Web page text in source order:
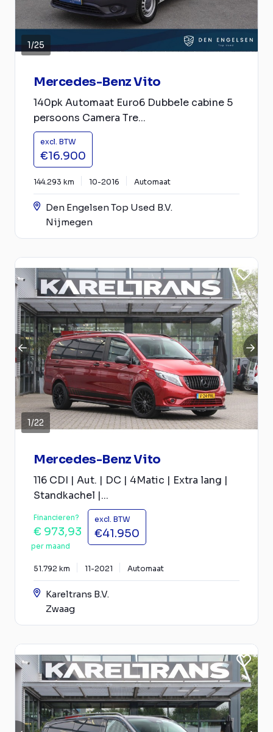
1/25
Mercedes-Benz Vito
140pk Automaat Euro6 Dubbele cabine 5
persoons Camera Tre...
excl. BTW
€16.900
144.293 km 10-2016 Automaat
Den Engelsen Top Used B.V.
Nijmegen
1/22
Mercedes-Benz Vito
116 CDI | Aut. | DC | 4Matic | Extra lang |
Standkachel |...
Financieren?
€ 973,93
per maand
excl. BTW
€41.950
51.792 km 11-2021 Automaat
Kareltrans B.V.
Zwaag